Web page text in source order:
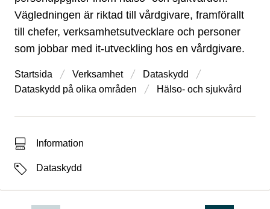
Vägledningen är riktad till vårdgivare, framförallt
till chefer, verksamhetsutvecklare och personer
som jobbar med it-utveckling hos en vårdgivare.
Startsida Verksamhet
Dataskydd
Dataskydd på olika områden
Hälso- och sjukvård
Typ av sökträff
Information
EtiketterDataskydd